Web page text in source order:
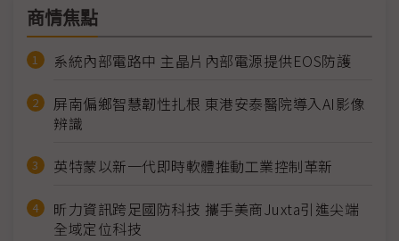
商情焦點
系統內部電路中 主晶片內部電源提供EOS防護
屏南偏鄉智慧韌性扎根 東港安泰醫院導入AI影像
辨識
英特蒙以新一代即時軟體推動工業控制革新
昕力資訊跨足國防科技 攜手美商Juxta引進尖端
全域定位科技